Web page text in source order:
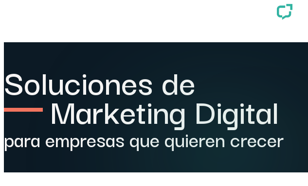
Soluciones de
Marketing Digital
para empresas que quieren crecer